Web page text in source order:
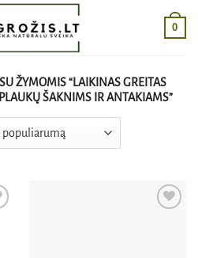
0
ŽYMOMIS “LAIKINAS GREITAS
ŠAKNIMS IR ANTAKIAMS”